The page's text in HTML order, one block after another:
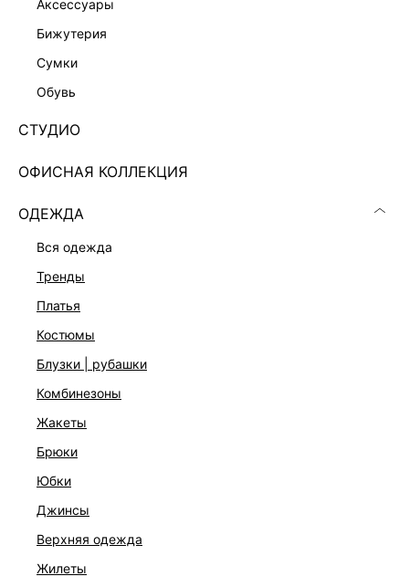
аксессуары
бижутерия
сумки
обувь
СТУДИО
ОФИСНАЯ КОЛЛЕКЦИЯ
ОДЕЖДА
вся одежда
тренды
платья
костюмы
блузки | рубашки
комбинезоны
жакеты
брюки
юбки
джинсы
верхняя одежда
жилеты
ПЛАТЬЕ МИНИ С ВИСКОЗОЙ